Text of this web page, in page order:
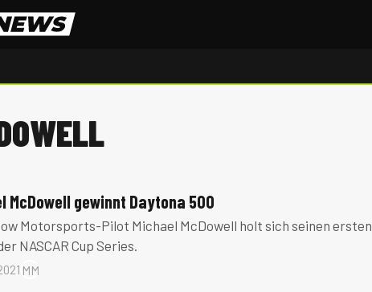
McDowell gewinnt Daytona 500
Motorsports-Pilot Michael McDowell holt sich seinen ersten
NASCAR Cup Series.
MM